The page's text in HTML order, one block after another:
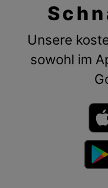
Unsere
sowohl im